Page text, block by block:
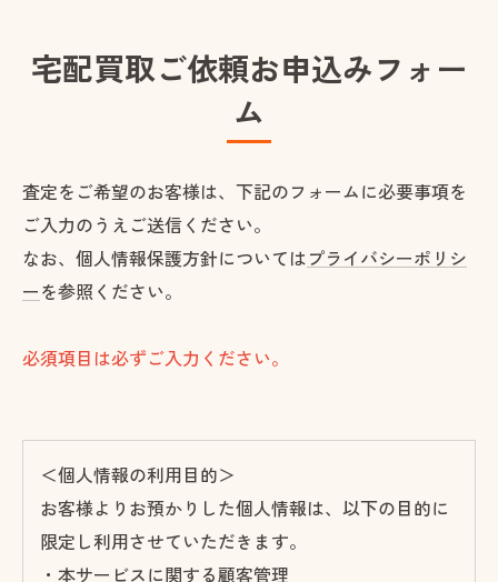
宅配買取ご依頼お申込みフォー
ム
査定をご希望のお客様は、下記のフォームに必要事項を
ご入力のうえご送信ください。
なお、個人情報保護方針についてはプライバシーポリシ
ーを参照ください。
必須項目は必ずご入力ください。
＜個人情報の利用目的＞
お客様よりお預かりした個人情報は、以下の目的に
限定し利用させていただきます。
・本サービスに関する顧客管理